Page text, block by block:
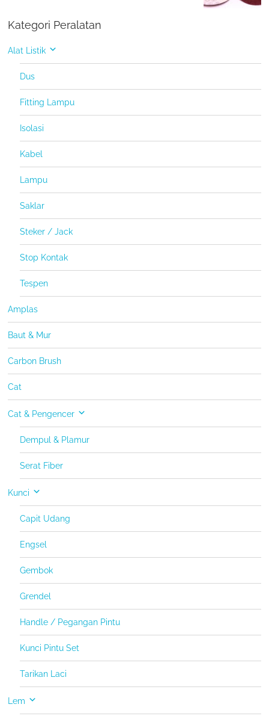
Kategori Peralatan
Alat Listik
Dus
Fitting Lampu
Isolasi
Kabel
Lampu
Saklar
Steker / Jack
Stop Kontak
Tespen
Amplas
Baut & Mur
Carbon Brush
Cat
Cat & Pengencer
Dempul & Plamur
Serat Fiber
Kunci
Capit Udang
Engsel
Gembok
Grendel
Handle / Pegangan Pintu
Kunci Pintu Set
Tarikan Laci
Lem